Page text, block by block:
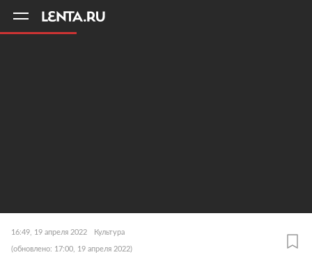
16:49, 19 апреля 2022 Культура
(обновлено: 17:00, 19 апреля 2022)